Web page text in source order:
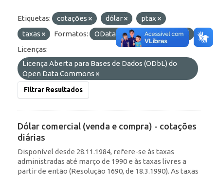
Etiquetas: cotações dólar
ptax
taxas
Formatos: OData HTML
API
Licenças:
Licença Aberta para Bases de Dados (ODbL) do
Open Data Commons
Filtrar Resultados
Dólar comercial (venda e compra) - cotações
diárias
Disponível desde 28.11.1984, refere-se às taxas
administradas até março de 1990 e às taxas livres a
partir de então (Resolução 1690, de 18.3.1990). As taxas